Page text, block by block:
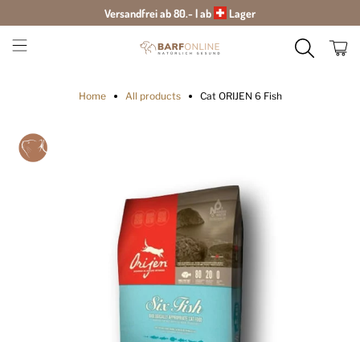
Versandfrei ab 80.- | ab Lager
Home All products Cat ORIJEN 6 Fish